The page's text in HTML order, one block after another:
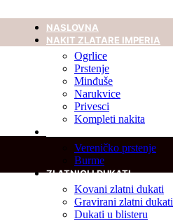
NASLOVNA
NAKIT ZLATARE IMPERIA
Ogrlice
Prstenje
Minđuše
Narukvice
Privesci
Kompleti nakita
Vereničko prstenje
Burme
ZLATNICI I DUKATI
Kovani zlatni dukati
Gravirani zlatni dukati
Dukati u blisteru